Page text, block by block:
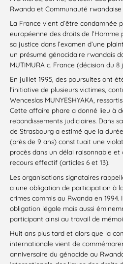
Rwanda et Communauté rwandaise
La France vient d’être condamnée
européenne des droits de l’Homme
sa justice dans l’examen d’une
un présumé génocidaire rwandais
MUTIMURA c. France (décision du 8
En juillet 1995, des poursuites ont
l’initiative de plusieurs victimes,
Wenceslas MUNYESHYAKA,
Cette affaire phare a donné lieu à
rebondissements judiciaires. Dans
de Strasbourg a estimé que la
(près de 9 ans) constituait une
procès dans un délai raisonnable et
recours effectif (articles 6 et 13).
Les organisations signataires
a une obligation de participation à
crimes commis au Rwanda en 1994.
obligation légale mais aussi
participant ainsi au travail de
Huit ans plus tard et alors que la
internationale vient de
anniversaire du génocide au